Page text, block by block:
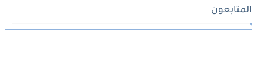
المتابعون